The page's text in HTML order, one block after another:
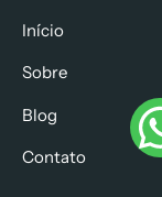
Início
Sobre
Blog
Contato